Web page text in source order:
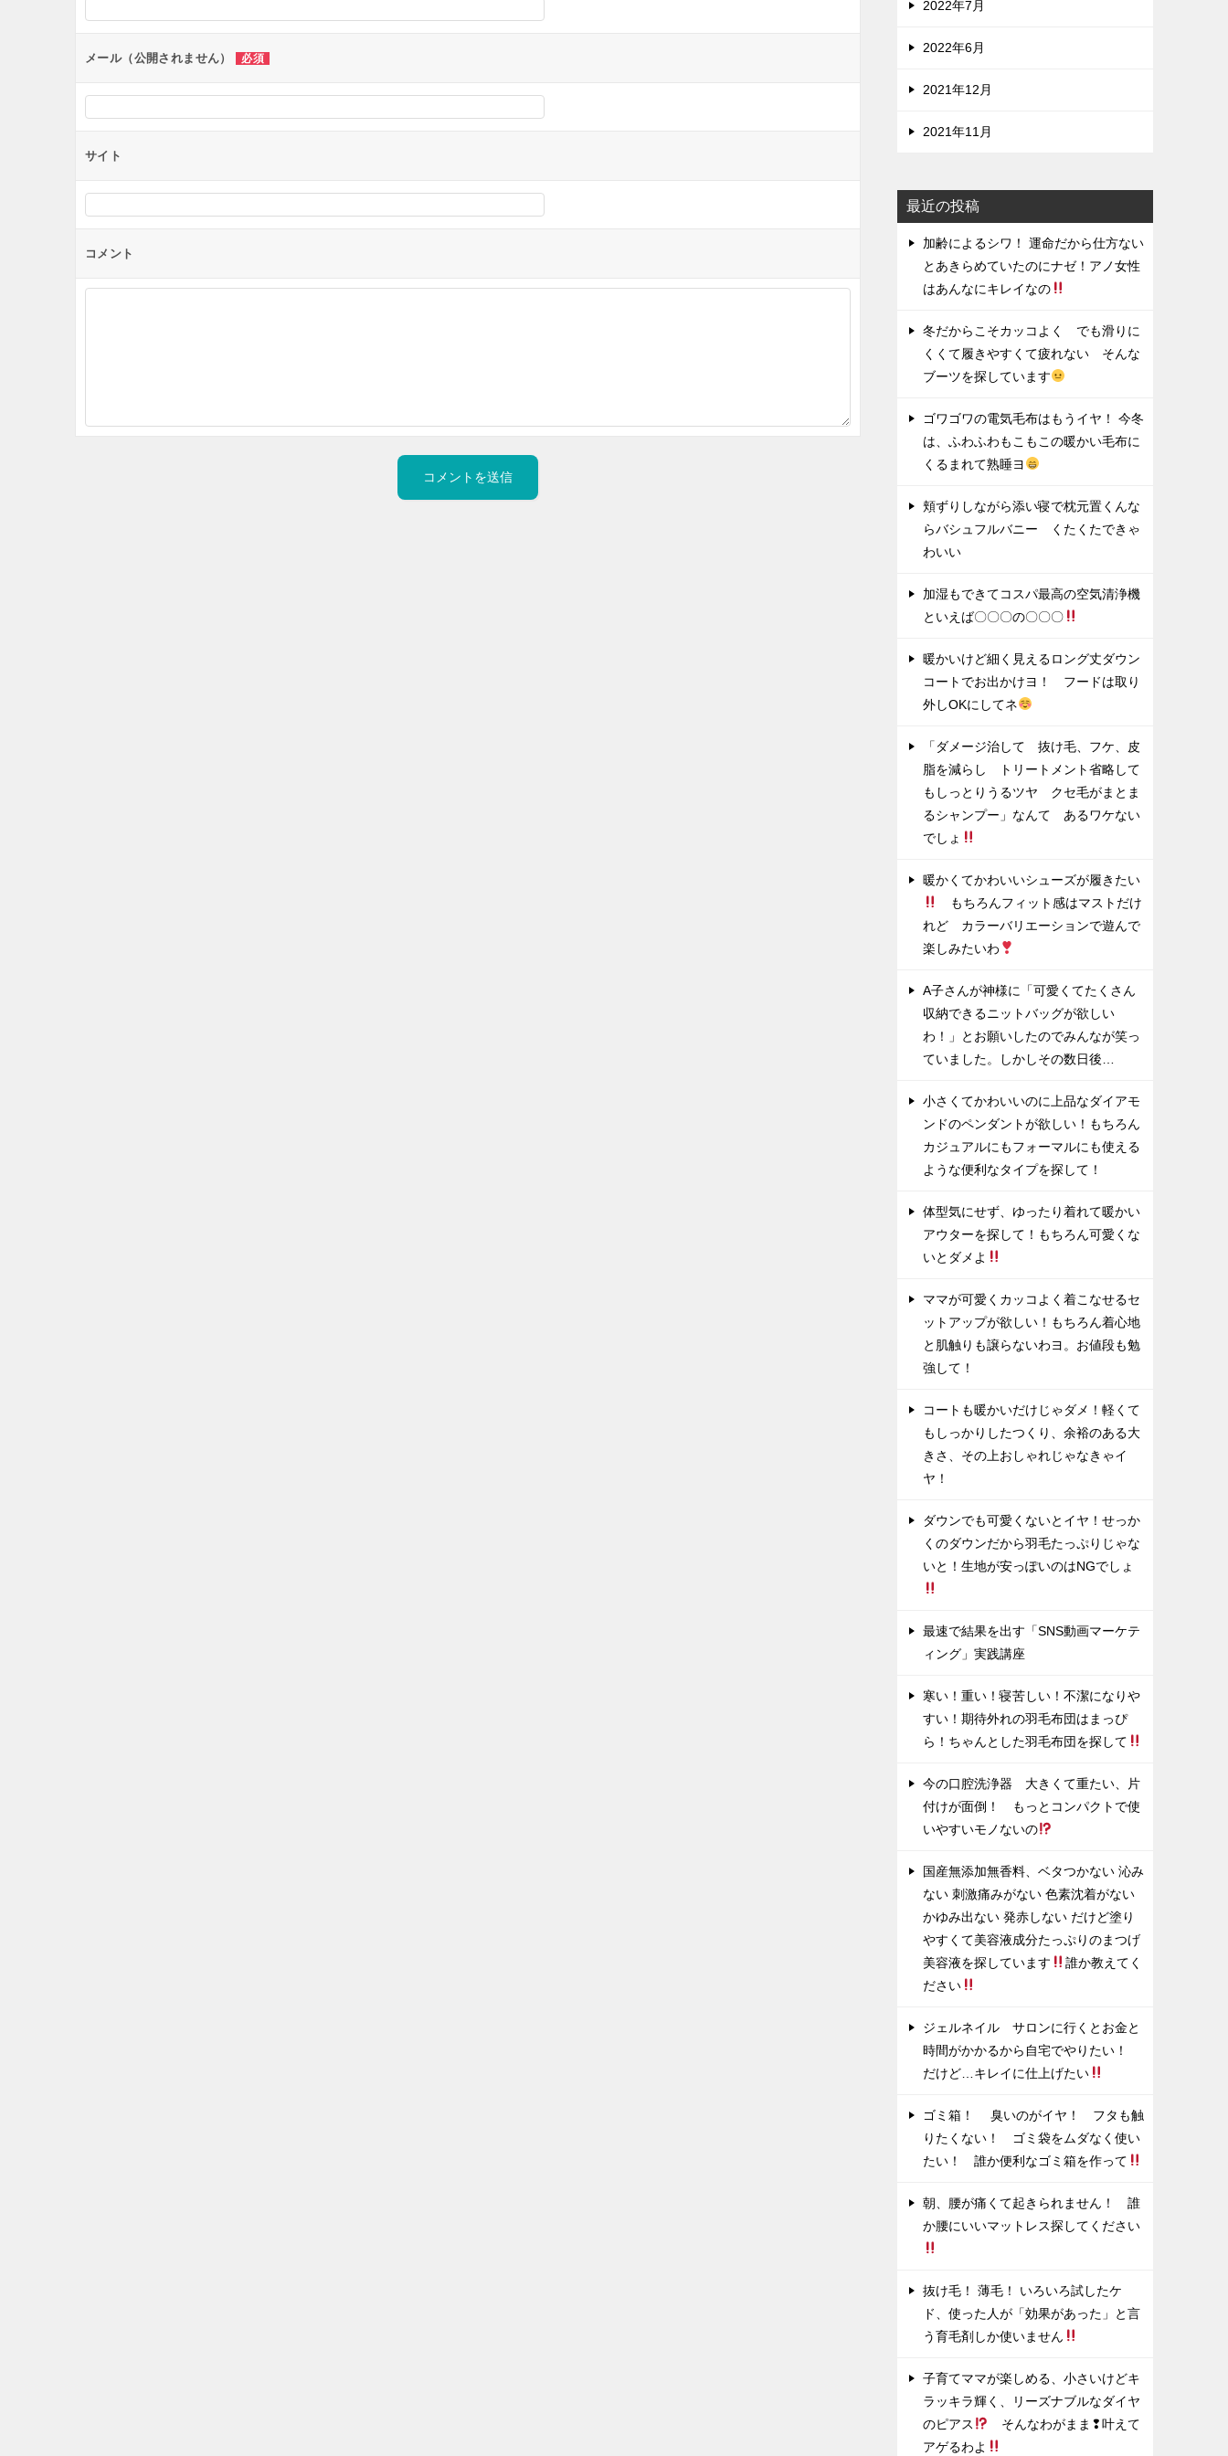
ョ
ン
メール（公開されません） 必須
サイト
コメント
2022年7月
2022年6月
2021年12月
2021年11月
最近の投稿
加齢によるシワ！ 運命だから仕方ない
とあきらめていたのにナゼ！アノ女性
はあんなにキレイなの
冬だからこそカッコよく でも滑りに
くくて履きやすくて疲れない そんな
ブーツを探しています
ゴワゴワの電気毛布はもうイヤ！ 今冬
は、ふわふわもこもこの暖かい毛布に
くるまれて熟睡ヨ
頬ずりしながら添い寝で枕元置くんな
らバシュフルバニー くたくたできゃ
わいい
加湿もできてコスパ最高の空気清浄機
といえば〇〇〇の〇〇〇
暖かいけど細く見えるロング丈ダウン
コートでお出かけヨ！ フードは取り
外しOKにしてネ
「ダメージ治して 抜け毛、フケ、皮
脂を減らし トリートメント省略して
もしっとりうるツヤ クセ毛がまとま
るシャンプー」なんて あるワケない
でしょ
暖かくてかわいいシューズが履きたい
もちろんフィット感はマストだけ
れど カラーバリエーションで遊んで
楽しみたいわ
A子さんが神様に「可愛くてたくさん
収納できるニットバッグが欲しい
わ！」とお願いしたのでみんなが笑っ
ていました。しかしその数日後…
小さくてかわいいのに上品なダイアモ
ンドのペンダントが欲しい！もちろん
カジュアルにもフォーマルにも使える
ような便利なタイプを探して！
体型気にせず、ゆったり着れて暖かい
アウターを探して！もちろん可愛くな
いとダメよ
ママが可愛くカッコよく着こなせるセ
ットアップが欲しい！もちろん着心地
と肌触りも譲らないわヨ。お値段も勉
強して！
コートも暖かいだけじゃダメ！軽くて
もしっかりしたつくり、余裕のある大
きさ、その上おしゃれじゃなきゃイ
ヤ！
ダウンでも可愛くないとイヤ！せっか
くのダウンだから羽毛たっぷりじゃな
いと！生地が安っぽいのはNGでしょ
最速で結果を出す「SNS動画マーケテ
ィング」実践講座
寒い！重い！寝苦しい！不潔になりや
すい！期待外れの羽毛布団はまっぴ
ら！ちゃんとした羽毛布団を探して
今の口腔洗浄器 大きくて重たい、片
付けが面倒！ もっとコンパクトで使
いやすいモノないの
国産無添加無香料、ベタつかない 沁み
ない 刺激痛みがない 色素沈着がない
かゆみ出ない 発赤しない だけど塗り
やすくて美容液成分たっぷりのまつげ
美容液を探しています
誰か教えてく
ださい
ジェルネイル サロンに行くとお金と
時間がかかるから自宅でやりたい！
だけど…キレイに仕上げたい
ゴミ箱！ 臭いのがイヤ！ フタも触
りたくない！ ゴミ袋をムダなく使い
たい！ 誰か便利なゴミ箱を作って
朝、腰が痛くて起きられません！ 誰
か腰にいいマットレス探してください
抜け毛！ 薄毛！ いろいろ試したケ
ド、使った人が「効果があった」と言
う育毛剤しか使いません
子育てママが楽しめる、小さいけどキ
ラッキラ輝く、リーズナブルなダイヤ
のピアス
そんなわがまま❢叶えて
アゲるわよ